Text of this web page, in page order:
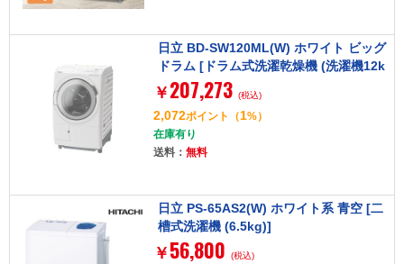
日立 BD-SW120ML(W) ホワイト ビッグ
ドラム [ドラム式洗濯乾燥機 (洗濯機12k
g/乾燥機6kg) 左開き]
￥ 207,273 (税込)
2,072ポイント （1%）
在庫有り
送料： 無料
日立 PS-65AS2(W) ホワイト系 青空 [二
槽式洗濯機 (6.5kg)]
￥ 56,800 (税込)